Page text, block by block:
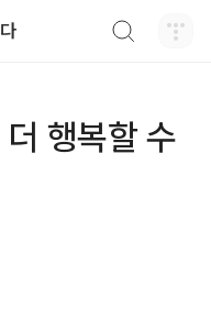
행복할 수